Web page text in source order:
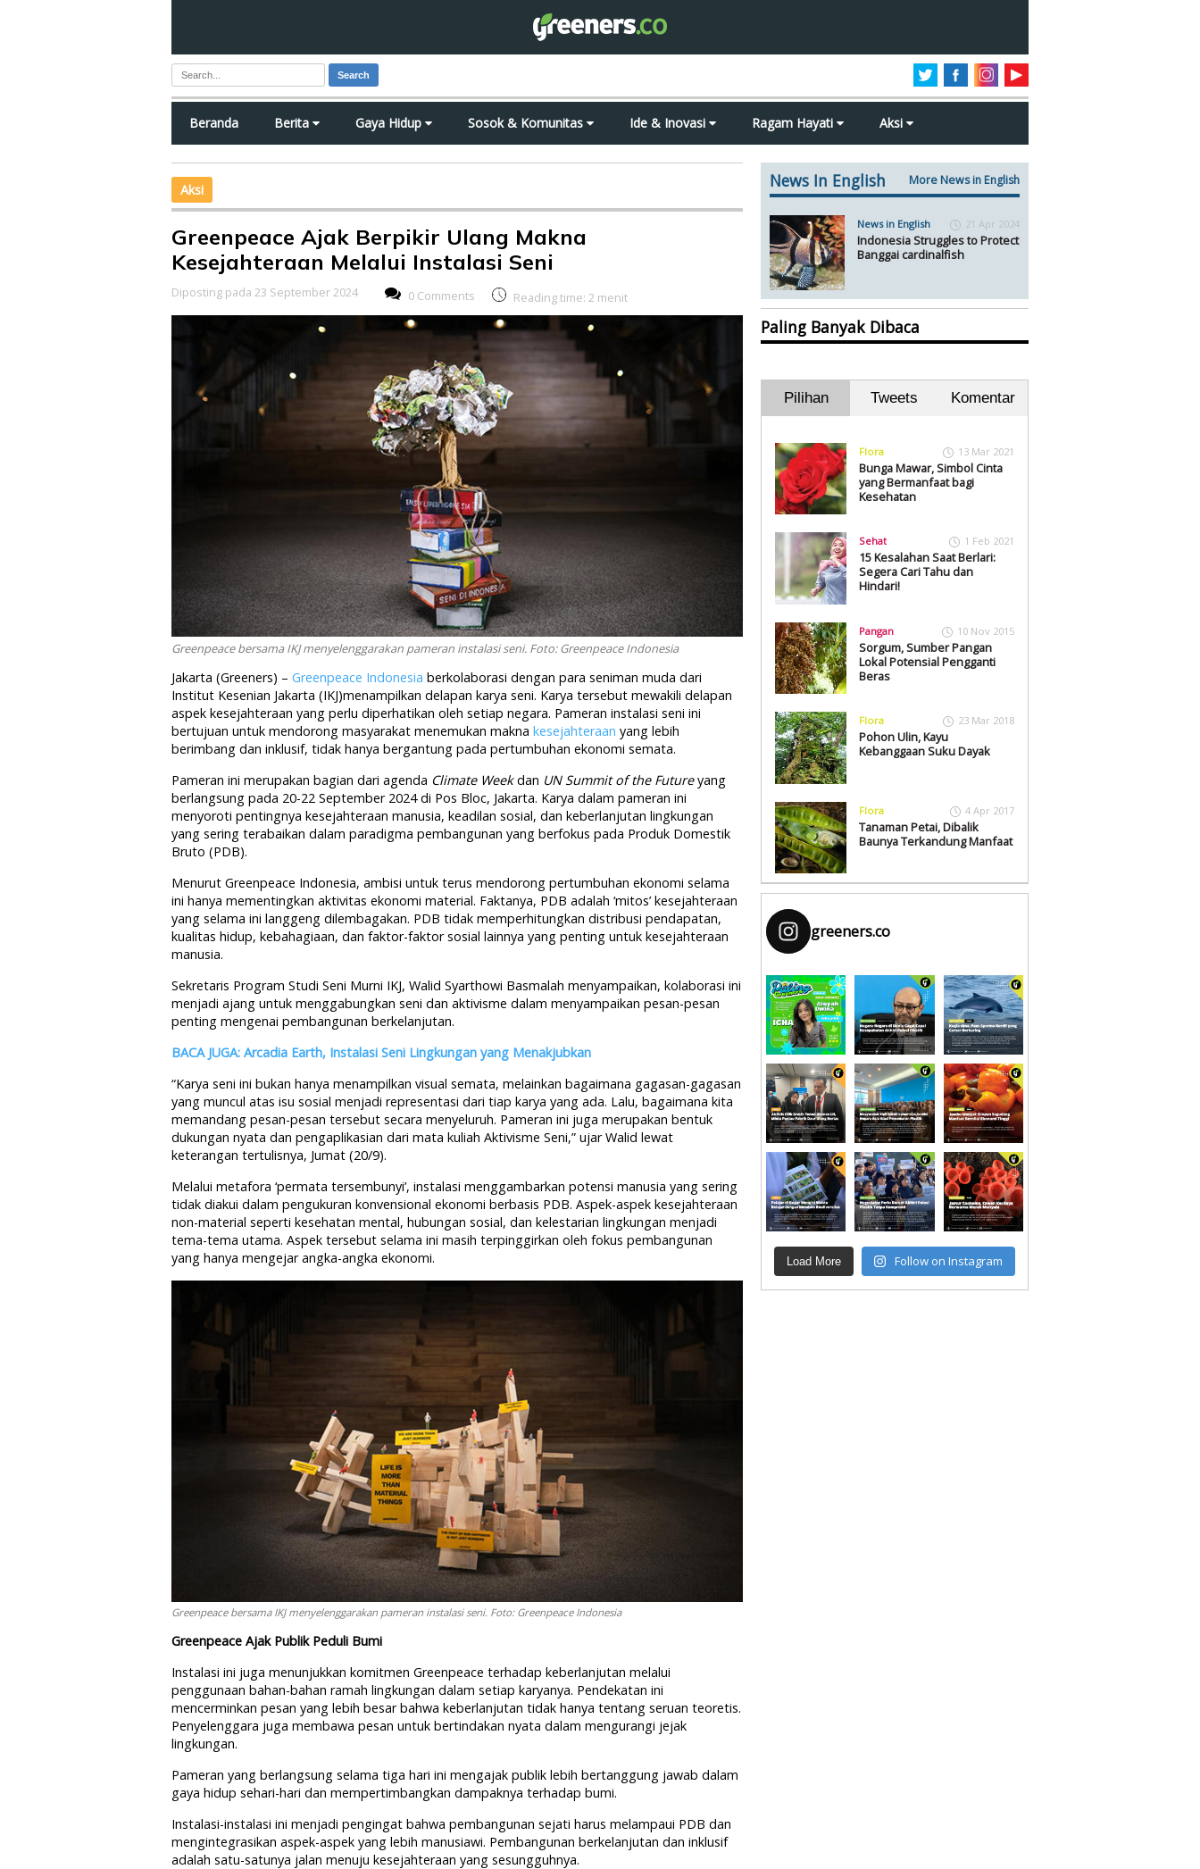
Search
Beranda Berita Gaya Hidup Sosok & Komunitas Ide & Inovasi Ragam Hayati Aksi
Aksi
Greenpeace Ajak Berpikir Ulang Makna
Kesejahteraan Melalui Instalasi Seni
Diposting pada 23 September 2024 0 Comments Reading time: 2 menit
Greenpeace bersama IKJ menyelenggarakan pameran instalasi seni. Foto: Greenpeace Indonesia
Jakarta (Greeners) – Greenpeace Indonesia berkolaborasi dengan para seniman muda dari
Institut Kesenian Jakarta (IKJ)menampilkan delapan karya seni. Karya tersebut mewakili delapan
aspek kesejahteraan yang perlu diperhatikan oleh setiap negara. Pameran instalasi seni ini
bertujuan untuk mendorong masyarakat menemukan makna kesejahteraan yang lebih
berimbang dan inklusif, tidak hanya bergantung pada pertumbuhan ekonomi semata.
Pameran ini merupakan bagian dari agenda Climate Weekdan UN Summit of the Futureyang
berlangsung pada 20-22 September 2024 di Pos Bloc, Jakarta. Karya dalam pameran ini
menyoroti pentingnya kesejahteraan manusia, keadilan sosial, dan keberlanjutan lingkungan
yang sering terabaikan dalam paradigma pembangunan yang berfokus pada Produk Domestik
Bruto (PDB).
Menurut Greenpeace Indonesia, ambisi untuk terus mendorong pertumbuhan ekonomi selama
ini hanya mementingkan aktivitas ekonomi material. Faktanya, PDB adalah ‘mitos’ kesejahteraan
yang selama ini langgeng dilembagakan. PDB tidak memperhitungkan distribusi pendapatan,
kualitas hidup, kebahagiaan, dan faktor-faktor sosial lainnya yang penting untuk kesejahteraan
manusia.
Sekretaris Program Studi Seni Murni IKJ, Walid Syarthowi Basmalah menyampaikan, kolaborasi ini
menjadi ajang untuk menggabungkan seni dan aktivisme dalam menyampaikan pesan-pesan
penting mengenai pembangunan berkelanjutan.
BACA JUGA: Arcadia Earth, Instalasi Seni Lingkungan yang Menakjubkan
“Karya seni ini bukan hanya menampilkan visual semata, melainkan bagaimana gagasan-gagasan
yang muncul atas isu sosial menjadi representasi dari tiap karya yang ada. Lalu, bagaimana kita
memandang pesan-pesan tersebut secara menyeluruh. Pameran ini juga merupakan bentuk
dukungan nyata dan pengaplikasian dari mata kuliah Aktivisme Seni,” ujar Walid lewat
keterangan tertulisnya, Jumat (20/9).
Melalui metafora ‘permata tersembunyi’, instalasi menggambarkan potensi manusia yang sering
tidak diakui dalam pengukuran konvensional ekonomi berbasis PDB. Aspek-aspek kesejahteraan
non-material seperti kesehatan mental, hubungan sosial, dan kelestarian lingkungan menjadi
tema-tema utama. Aspek tersebut selama ini masih terpinggirkan oleh fokus pembangunan
yang hanya mengejar angka-angka ekonomi.
Greenpeace bersama IKJ menyelenggarakan pameran instalasi seni. Foto: Greenpeace Indonesia
Greenpeace Ajak Publik Peduli Bumi
Instalasi ini juga menunjukkan komitmen Greenpeace terhadap keberlanjutan melalui
penggunaan bahan-bahan ramah lingkungan dalam setiap karyanya. Pendekatan ini
mencerminkan pesan yang lebih besar bahwa keberlanjutan tidak hanya tentang seruan teoretis.
Penyelenggara juga membawa pesan untuk bertindakan nyata dalam mengurangi jejak
lingkungan.
Pameran yang berlangsung selama tiga hari ini mengajak publik lebih bertanggung jawab dalam
gaya hidup sehari-hari dan mempertimbangkan dampaknya terhadap bumi.
Instalasi-instalasi ini menjadi pengingat bahwa pembangunan sejati harus melampaui PDB dan
mengintegrasikan aspek-aspek yang lebih manusiawi. Pembangunan berkelanjutan dan inklusif
adalah satu-satunya jalan menuju kesejahteraan yang sesungguhnya.
News In English More News in English
News in English 21 Apr 2024
Indonesia Struggles to Protect
Banggai cardinalfish
Paling Banyak Dibaca
Pilihan Tweets Komentar
Flora 13 Mar 2021
Bunga Mawar, Simbol Cinta
yang Bermanfaat bagi
Kesehatan
Sehat 1 Feb 2021
15 Kesalahan Saat Berlari:
Segera Cari Tahu dan
Hindari!
Pangan 10 Nov 2015
Sorgum, Sumber Pangan
Lokal Potensial Pengganti
Beras
Flora 23 Mar 2018
Pohon Ulin, Kayu
Kebanggaan Suku Dayak
Flora 4 Apr 2017
Tanaman Petai, Dibalik
Baunya Terkandung Manfaat
greeners.co
Load More Follow on Instagram